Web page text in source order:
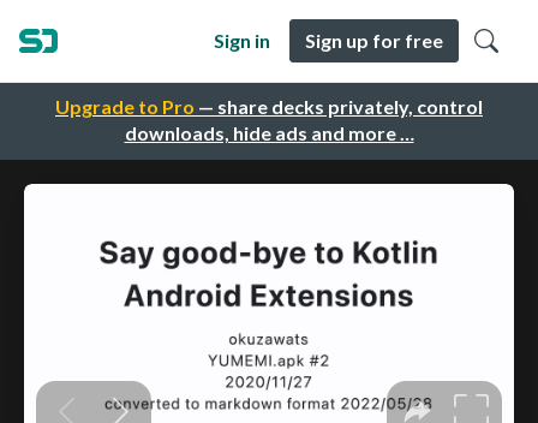
Upgrade to Pro — share decks privately, control
downloads, hide ads and more …
Sign in Sign up for free